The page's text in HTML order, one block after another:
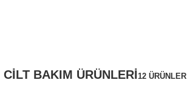
CILT BAKIM ÜRÜNLERI12 ÜRÜNLER